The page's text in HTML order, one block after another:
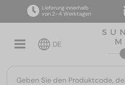
Lieferung innerhalb
von 2–4 Werktagen
DE